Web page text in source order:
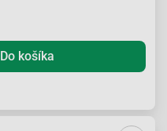
Do košíka